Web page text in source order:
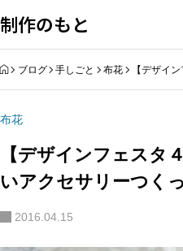
制作のもと
HOME
ブログ 手しごと 布花 【デザイ
布花
【デザインフェスタ
いアクセサリーつく
2016.04.15